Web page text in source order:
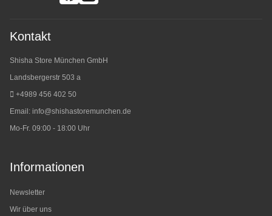
Kontakt
Shisha Store München GmbH
Landsbergerstr 503 a
+4989 456 402 50
Email: info@shishastoremunchen.de
Mo-Fr. 09:00 - 18:00 Uhr
Informationen
Newsletter
Wir über uns